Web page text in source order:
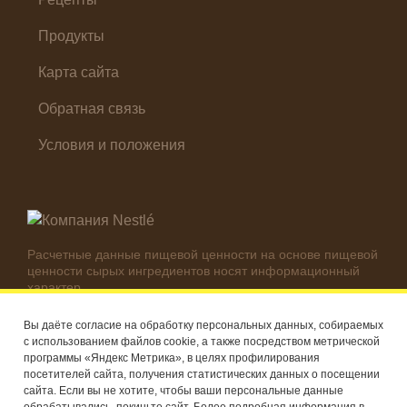
Продукты
Карта сайта
Обратная связь
Условия и положения
Расчетные данные пищевой ценности на основе пищевой
ценности сырых ингредиентов носят информационный
характер.
используемых ингредиентов.
© Компания Nestlé, 2026 г. Все права защищены
®Владелец товарных знаков: Société des Produits Nestlé S.A.
(Швейцария)
Вы даёте согласие на обработку персональных данных, собираемых
с использованием файлов cookie, а также посредством метрической
программы «Яндекс Метрика», в целях профилирования
посетителей сайта, получения статистических данных о посещении
сайта. Если вы не хотите, чтобы ваши персональные данные